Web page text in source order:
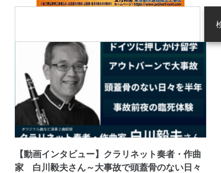
【動画インタビュー】クラリネット奏者・作曲
家 白川毅夫さん～大事故で頭蓋骨のない日々